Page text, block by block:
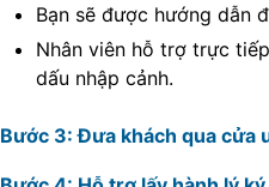
Bạn sẽ được hướng dẫn
Nhân viên hỗ trợ trực
dấu nhập cảnh.
Bước 3: Đưa khách qua cửa